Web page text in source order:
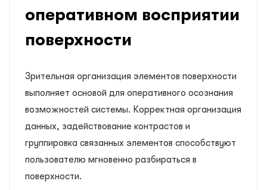
оперативном восприятии
поверхности
Зрительная организация элементов поверхности
выполняет основой для оперативного осознания
возможностей системы. Корректная организация
данных, задействование контрастов и
группировка связанных элементов способствуют
пользователю мгновенно разбираться в
поверхности.